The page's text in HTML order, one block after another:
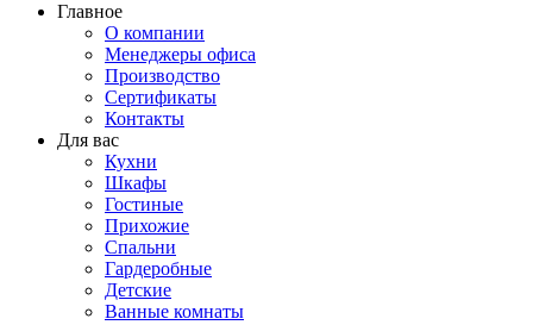
Главное
О компании
Менеджеры офиса
Производство
Сертификаты
Контакты
Для вас
Кухни
Шкафы
Гостиные
Прихожие
Спальни
Гардеробные
Детские
Ванные комнаты